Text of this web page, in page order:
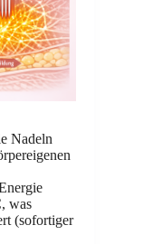
Nadeln
was
(sofortiger